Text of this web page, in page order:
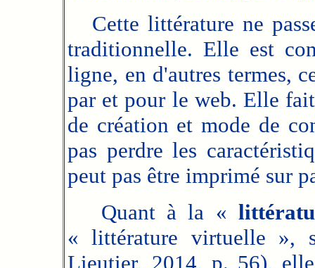
Cette littérature ne
traditionnelle. Elle est
ligne, en d'autres termes,
par et pour le web. Elle
de création et mode de
pas perdre les
peut pas être imprimé sur
Quant à la «
« littérature virtuelle »,
Lieutier, 2014, p. 56),